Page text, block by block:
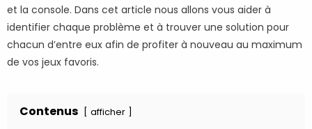
et la console. Dans cet article nous allons vous aider à
identifier chaque problème et à trouver une solution pour
chacun d’entre eux afin de profiter à nouveau au maximum
de vos jeux favoris.
Contenus afficher